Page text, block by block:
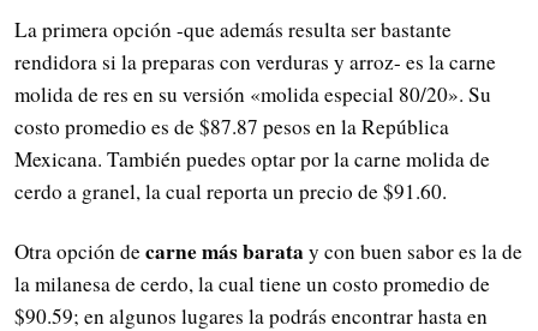
La primera opción -que además resulta ser bastante
rendidora si la preparas con verduras y arroz- es la carne
molida de res en su versión «molida especial 80/20». Su
costo promedio es de $87.87 pesos en la República
Mexicana. También puedes optar por la carne molida de
cerdo a granel, la cual reporta un precio de $91.60.
Otra opción decarne más barata y con buen sabor es la de
la milanesa de cerdo, la cual tiene un costo promedio de
$90.59; en algunos lugares la podrás encontrar hasta en